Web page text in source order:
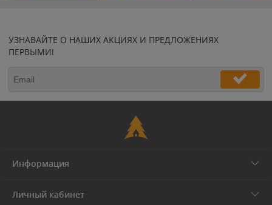
УЗНАВАЙТЕ О НАШИХ АКЦИЯХ И ПРЕДЛОЖЕНИЯХ
ПЕРВЫМИ!
Информация
Личный кабинет